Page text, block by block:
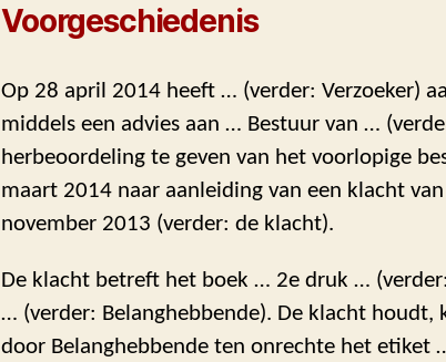
Voorgeschiedenis
Op 28 april 2014 heeft … (verder: Verzoeker)
middels een advies aan … Bestuur van …
herbeoordeling te geven van het voorlopige
maart 2014 naar aanleiding van een klacht
november 2013 (verder: de klacht).
De klacht betreft het boek … 2e druk …
… (verder: Belanghebbende). De klacht
door Belanghebbende ten onrechte het etiket